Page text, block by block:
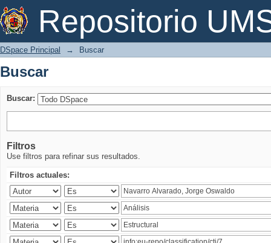
Repositorio
Buscar
DSpace Principal → Buscar
Buscar
Buscar:
Filtros
Use filtros para refinar sus resultados.
Filtros actuales: